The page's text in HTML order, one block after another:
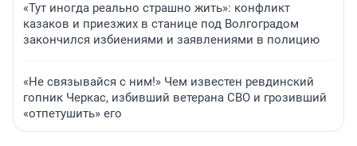
«Тут иногда реально страшно жить»: конфликт
казаков и приезжих в станице под Волгоградом
закончился избиениями и заявлениями в полицию
«Не связывайся с ним!» Чем известен ревдинский
гопник Черкас, избивший ветерана СВО и грозивший
«отпетушить» его